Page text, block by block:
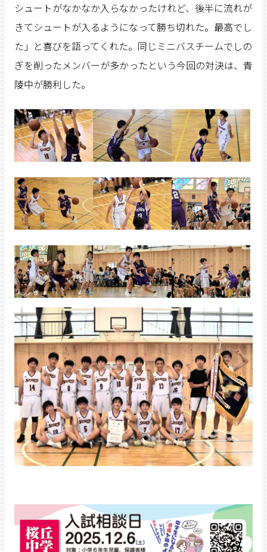
シュートがなかなか入らなかったけれど、後半に流れが
きてシュートが入るようになって勝ち切れた。最高でし
た」と喜びを語ってくれた。同じミニバスチームでしの
ぎを削ったメンバーが多かったという今回の対決は、青
陵中が勝利した。